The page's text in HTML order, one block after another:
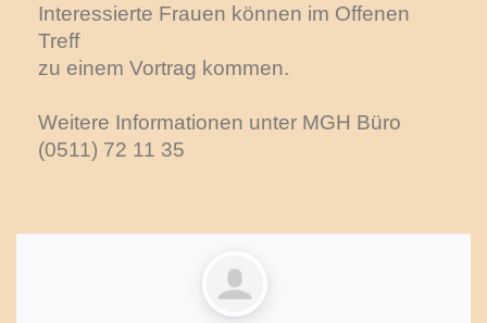
Interessierte Frauen können im Offenen
Treff
zu einem Vortrag kommen.
Weitere Informationen unter MGH Büro
(0511) 72 11 35